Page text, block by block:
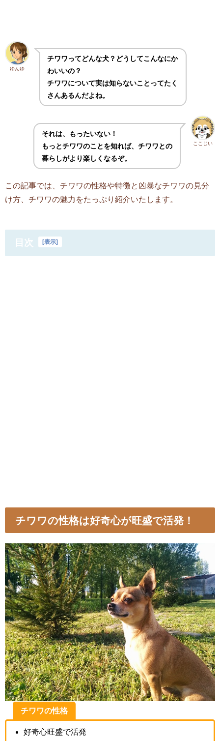
ゆんゆ
チワワってどんな犬？どうしてこんなにか
わいいの？
チワワについて実は知らないことってたく
さんあるんだよね。
ここじい
それは、もったいない！
もっとチワワのことを知れば、チワワとの
暮らしがより楽しくなるぞ。
この記事では、チワワの性格や特徴と凶暴なチワワの見分
け方、チワワの魅力をたっぷり紹介いたします。
目次 [表示]
チワワの性格は好奇心が旺盛で活発！
チワワの性格
好奇心旺盛で活発